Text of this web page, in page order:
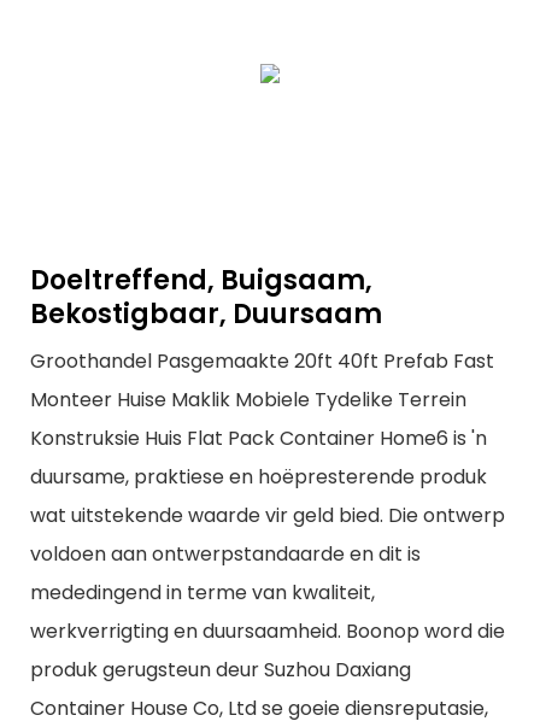
Doeltreffend, Buigsaam,
Bekostigbaar, Duursaam
Groothandel Pasgemaakte 20ft 40ft Prefab Fast
Monteer Huise Maklik Mobiele Tydelike Terrein
Konstruksie Huis Flat Pack Container Home6 is 'n
duursame, praktiese en hoëpresterende produk
wat uitstekende waarde vir geld bied. Die ontwerp
voldoen aan ontwerpstandaarde en dit is
mededingend in terme van kwaliteit,
werkverrigting en duursaamheid. Boonop word die
produk gerugsteun deur Suzhou Daxiang
Container House Co, Ltd se goeie diensreputasie,